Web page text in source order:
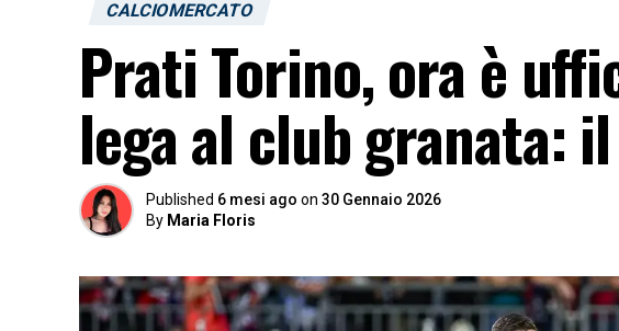
CALCIOMERCATO
Prati Torino, ora è
lega al club granata:
Published 6 mesi ago on 30 Gennaio 2026
By Maria Floris